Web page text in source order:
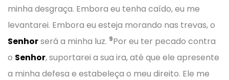
minha desgraça. Embora eu tenha caído, eu me
levantarei. Embora eu esteja morando nas trevas, o
Senhorserá a minha luz. 9Por eu ter pecado contra
o Senhor, suportarei a sua ira, até que ele apresente
a minha defesa e estabeleça o meu direito. Ele me